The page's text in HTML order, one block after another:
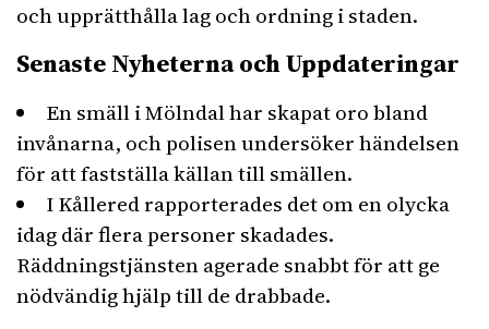
och upprätthålla lag och ordning i staden.
Senaste Nyheterna och Uppdateringar
En smäll i Mölndal har skapat oro bland
invånarna, och polisen undersöker händelsen
för att fastställa källan till smällen.
I Kållered rapporterades det om en olycka
idag där flera personer skadades.
Räddningstjänsten agerade snabbt för att ge
nödvändig hjälp till de drabbade.